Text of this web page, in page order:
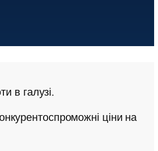
в галузі.
ціни на